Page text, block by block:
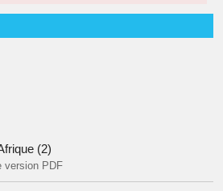
(2)
version PDF